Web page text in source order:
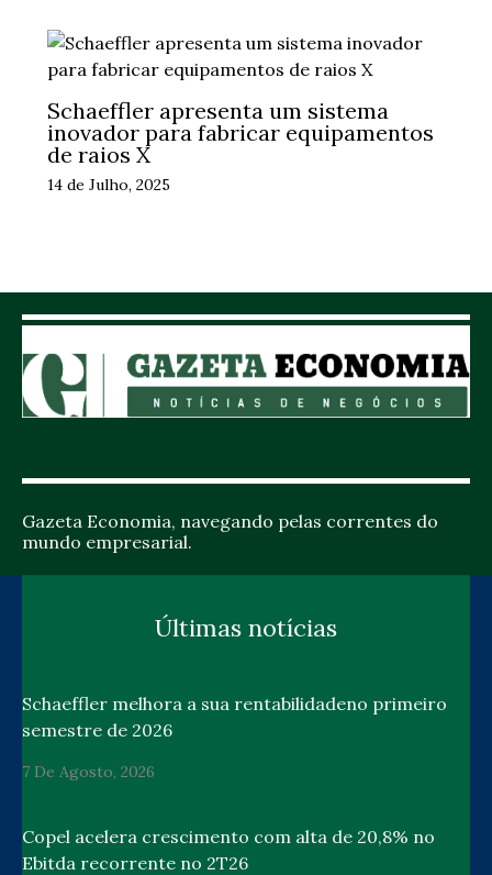
Schaeffler apresenta um sistema
inovador para fabricar equipamentos
de raios X
14 de Julho, 2025
Gazeta Economia, navegando pelas correntes do
mundo empresarial.
Últimas notícias
Schaeffler melhora a sua rentabilidadeno primeiro
semestre de 2026
7 De Agosto, 2026
Copel acelera crescimento com alta de 20,8% no
Ebitda recorrente no 2T26